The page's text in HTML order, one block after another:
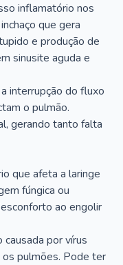
inflamatório nos
que gera
e produção de
sinusite aguda e
interrupção do fluxo
o pulmão.
gerando tanto falta
que afeta a laringe
fúngica ou
ao engolir
causada por vírus
pulmões. Pode ter